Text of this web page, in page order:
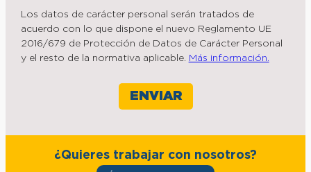
Los datos de carácter personal serán tratados de
acuerdo con lo que dispone el nuevo Reglamento UE
2016/679 de Protección de Datos de Carácter Personal
y el resto de la normativa aplicable. Más información.
¿Quieres trabajar con nosotros?